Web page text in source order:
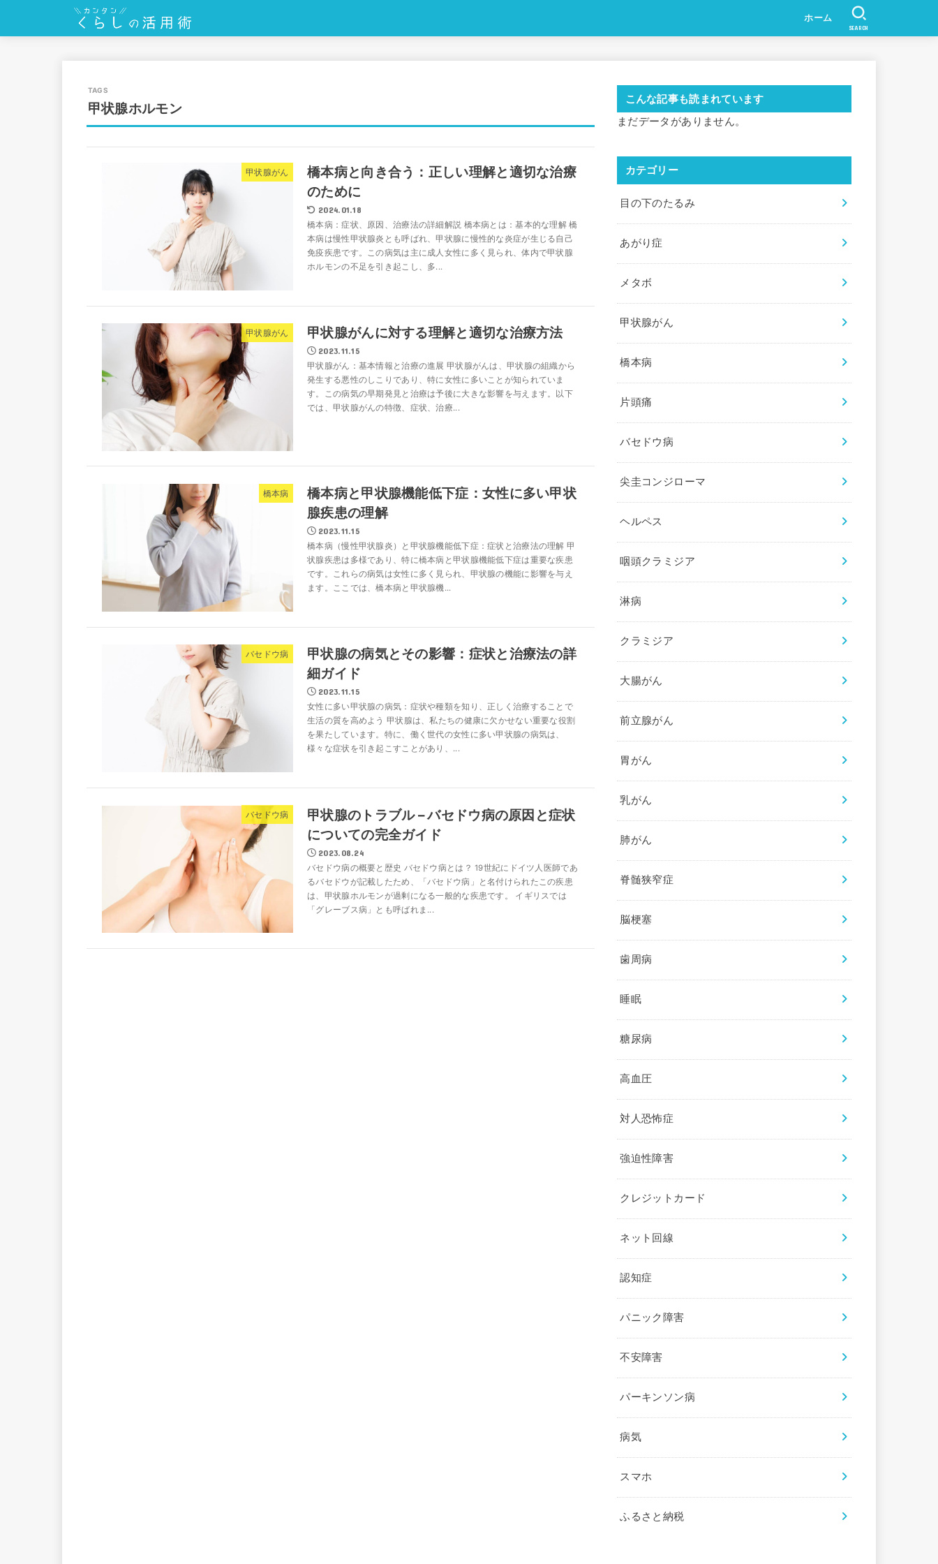
ホーム
SEARCH
甲状腺ホルモン
甲状腺がん
橋本病と向き合う：正しい理解と適切な治療
のために
2024.01.18
橋本病：症状、原因、治療法の詳細解説 橋本病とは：基本的な理解 橋
本病は慢性甲状腺炎とも呼ばれ、甲状腺に慢性的な炎症が生じる自己
免疫疾患です。この病気は主に成人女性に多く見られ、体内で甲状腺
ホルモンの不足を引き起こし、多...
甲状腺がん 甲状腺がんに対する理解と適切な治療方法
2023.11.15
甲状腺がん：基本情報と治療の進展 甲状腺がんは、甲状腺の組織から
発生する悪性のしこりであり、特に女性に多いことが知られていま
す。この病気の早期発見と治療は予後に大きな影響を与えます。以下
では、甲状腺がんの特徴、症状、治療...
橋本病
橋本病と甲状腺機能低下症：女性に多い甲状
腺疾患の理解
2023.11.15
橋本病（慢性甲状腺炎）と甲状腺機能低下症：症状と治療法の理解 甲
状腺疾患は多様であり、特に橋本病と甲状腺機能低下症は重要な疾患
です。これらの病気は女性に多く見られ、甲状腺の機能に影響を与え
ます。ここでは、橋本病と甲状腺機...
バセドウ病
甲状腺の病気とその影響：症状と治療法の詳
細ガイド
2023.11.15
女性に多い甲状腺の病気：症状や種類を知り、正しく治療することで
生活の質を高めよう 甲状腺は、私たちの健康に欠かせない重要な役割
を果たしています。特に、働く世代の女性に多い甲状腺の病気は、
様々な症状を引き起こすことがあり、...
バセドウ病
甲状腺のトラブル – バセドウ病の原因と症状
についての完全ガイド
2023.08.24
バセドウ病の概要と歴史 バセドウ病とは？ 19世紀にドイツ人医師であ
るバセドウが記載したため、「バセドウ病」と名付けられたこの疾患
は、甲状腺ホルモンが過剰になる一般的な疾患です。 イギリスでは
「グレーブス病」とも呼ばれま...
こんな記事も読まれています
まだデータがありません。
カテゴリー
目の下のたるみ
あがり症
メタボ
甲状腺がん
橋本病
片頭痛
バセドウ病
尖圭コンジローマ
ヘルペス
咽頭クラミジア
淋病
クラミジア
大腸がん
前立腺がん
胃がん
乳がん
肺がん
脊髄狭窄症
脳梗塞
歯周病
睡眠
糖尿病
高血圧
対人恐怖症
強迫性障害
クレジットカード
ネット回線
認知症
パニック障害
不安障害
パーキンソン病
病気
スマホ
ふるさと納税